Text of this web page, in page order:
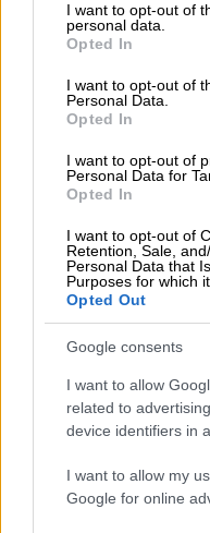
not limited to your visit
grant or deny consent to
use your data for below
consent section.
I want to opt-out of
personal data.
Opted In
I want to opt-out of
Personal Data.
Opted In
I want to opt-out of
Personal Data for
Opted In
I want to opt-out of
Retention, Sale,
Personal Data that
Purposes for which
Opted Out
Google consents
I want to allow
related to
device identifiers in
I want to allow my
Google for online
που ανακάλυψε
εκτιμάται ότι
900 μ.Χ.
«Υπήρχαν
κοινωνικές
που ζούσαν σε
αλλά και απλοί
μικρά σπίτια»,